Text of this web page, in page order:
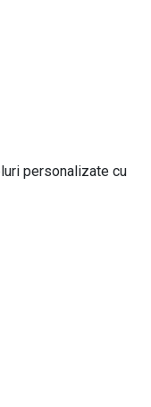
personalizate cu